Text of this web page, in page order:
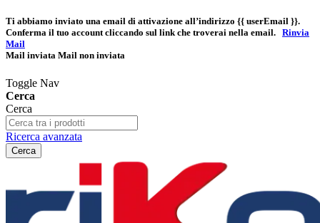
Ti abbiamo inviato una email di attivazione all’indirizzo {{ userEmail }}.
Conferma il tuo account cliccando sul link che troverai nella email. Rinvia
Mail
Mail inviata Mail non inviata
Toggle Nav
Cerca
Cerca
Ricerca avanzata
Cerca